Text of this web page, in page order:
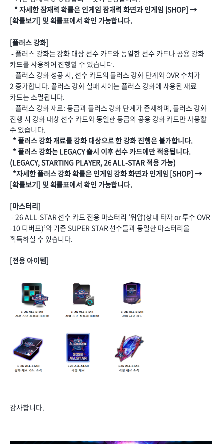
* 자세한 잠재력 확률은 인게임 잠재력 화면과 인게임 [SHOP] →
[확률보기] 및 확률표에서 확인 가능합니다.
[플러스 강화]
- 플러스 강화는 강화 대상 선수 카드와 동일한 선수 카드나 공용 강화
카드를 사용하여 진행할 수 있습니다.
- 플러스 강화 성공 시, 선수 카드의 플러스 강화 단계와 OVR 수치가
2 증가합니다. 플러스 강화 실패 시에는 플러스 강화에 사용된 재료
카드는 소멸됩니다.
- 플러스 강화 재료: 등급과 플러스 강화 단계가 존재하며, 플러스 강화
진행 시 강화 대상 선수 카드와 동일한 등급의 공용 강화 카드만 사용할
수 있습니다.
* 플러스 강화 재료를 강화 대상으로 한 강화 진행은 불가합니다.
* 플러스 강화는 LEGACY 출시 이후 선수 카드에만 적용됩니다.
(LEGACY, STARTING PLAYER, 26 ALL-STAR 적용 가능)
*자세한 플러스 강화 확률은 인게임 강화 화면과 인게임 [SHOP] →
[확률보기] 및 확률표에서 확인 가능합니다.
[마스터리]
- 26 ALL-STAR 선수 카드 전용 마스터리 ’위압(상대 타자 or 투수 OVR
-10 디버프)’와 기존 SUPER STAR 선수들과 동일한 마스터리을
획득하실 수 있습니다.
[전용 아이템]
감사합니다.